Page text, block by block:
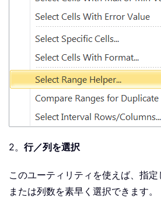
2。 行／列を選択
このユーティリティを使えば、指
または列数を素早く選択できます。